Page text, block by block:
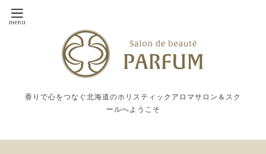
香りで心をつなぐ北海道のホリスティックアロマサロン＆スク
ールへようこそ